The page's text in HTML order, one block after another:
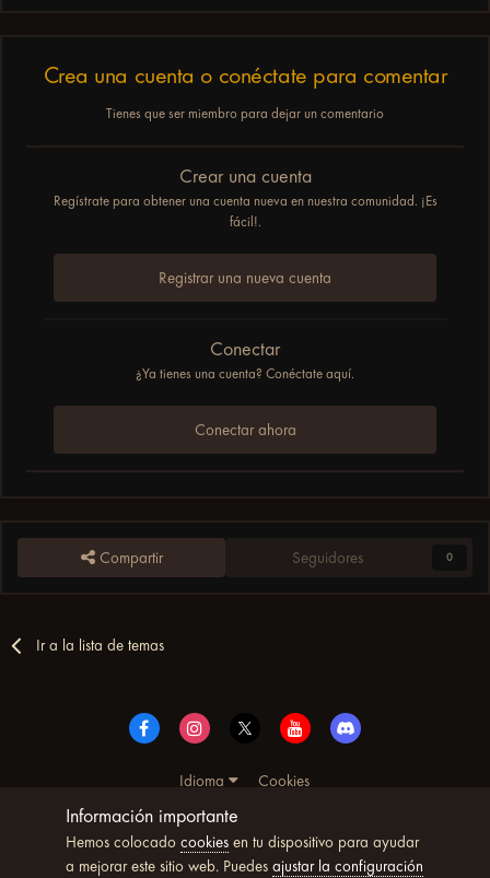
Crea una cuenta o conéctate para comentar
Tienes que ser miembro para dejar un comentario
Crear una cuenta
Regístrate para obtener una cuenta nueva en nuestra comunidad. ¡Es
fácil!.
Registrar una nueva cuenta
Conectar
¿Ya tienes una cuenta? Conéctate aquí.
Conectar ahora
Compartir Seguidores 0
Ir a la lista de temas
Idioma
Cookies
© Copyright UltimoWoW™ 2025. Todos los derechos
reservados
Powered by Invision Community
Información importante
Hemos colocado cookiesen tu dispositivo para ayudar
a mejorar este sitio web. Puedes ajustar la configuración